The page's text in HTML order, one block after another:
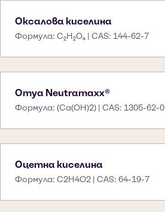
Оксалова киселина
Формула: C₂H₂O₄ | CAS: 144-62-7
Omya Neutramaxx®
Формула: (Ca(OH)2) | CAS: 1305-62-0
Оцетна киселина
Формула: C2H4O2 | CAS: 64-19-7